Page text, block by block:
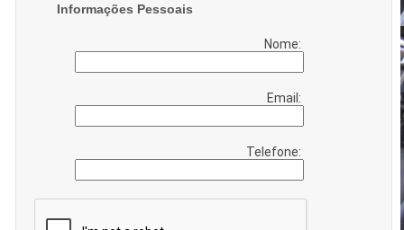
Informações Pessoais
Nome:
Email:
Telefone: